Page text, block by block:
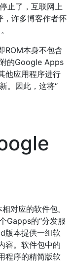
止了，互联网上
许多博客作者怀
ROM本身不包含
的Google Apps
他应用程序进行
。因此，这将“
对应的软件包。
Gapps的“分发服
版本提供一组软
容。软件包中的
程序的精简版软